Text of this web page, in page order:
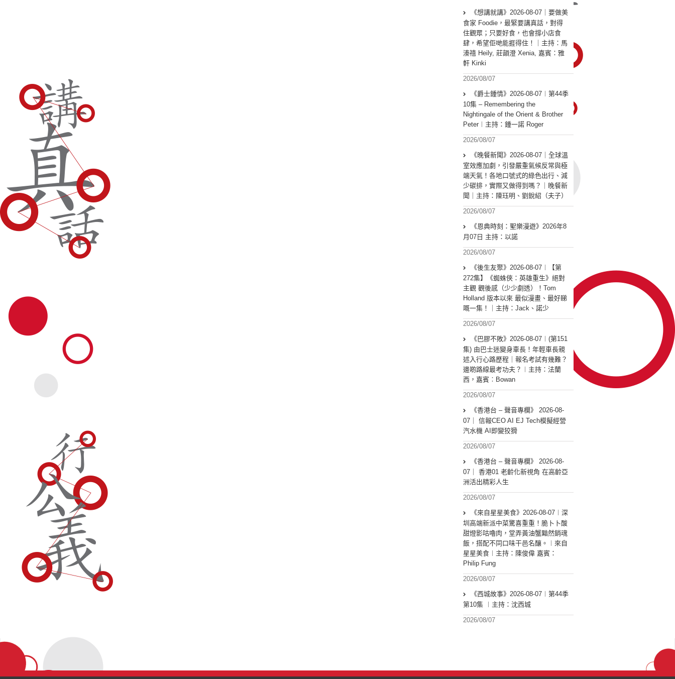
《想講就講》2026-08-07｜要做美
食家 Foodie，最緊要講真話，對得
住觀眾；只要好食，也會撐小店食
肆，希望佢哋能捱得住！｜主持：馬
溱禧 Heily, 莊韻澄 Xenia, 嘉賓：雅
軒 Kinki
2026/08/07
《爵士鍾情》2026-08-07︱第44季
10集 – Remembering the
Nightingale of the Orient & Brother
Peter︱主持：鍾一諾 Roger
2026/08/07
《晚餐新聞》2026-08-07｜全球溫
室效應加劇，引發嚴重氣候反常與極
端天氣！各地口號式的綠色出行、減
少碳排，實際又做得到嗎？｜晚餐新
聞｜主持：陳珏明、劉銳紹（夫子）
2026/08/07
《恩典時刻：聖樂漫遊》2026年8
月07日 主持：以諾
2026/08/07
《後生友聚》2026-08-07︱【第
272集】《蜘蛛俠：英雄重生》絕對
主觀 觀後感（少少劇透）！Tom
Holland 版本以來 最似漫畫、最好睇
嘅一集！｜主持：Jack、諾少
2026/08/07
《巴膠不敗》2026-08-07︱(第151
集) 由巴士迷變身車長！年輕車長親
述入行心路歷程｜報名考試有幾難？
邊啲路線最考功夫？︱主持：法蘭
西，嘉賓︰Bowan
2026/08/07
《香港台 – 聲音專欄》 2026-08-
07｜ 信報CEO AI EJ Tech模擬經營
汽水機 AI即變狡猾
2026/08/07
《香港台 – 聲音專欄》 2026-08-
07｜ 香港01 老齡化新視角 在高齡亞
洲活出精彩人生
2026/08/07
《來自星星美食》2026-08-07︱深
圳高端新派中菜驚喜重重！脆卜卜酸
甜燈影咕嚕肉，堂弄黃油蟹黯然銷魂
飯，搭配不同口味干邑名釀。︱來自
星星美食︱主持：陳俊偉 嘉賓：
Philip Fung
2026/08/07
《西城故事》2026-08-07︱第44季
第10集 ︱主持：沈西城
2026/08/07